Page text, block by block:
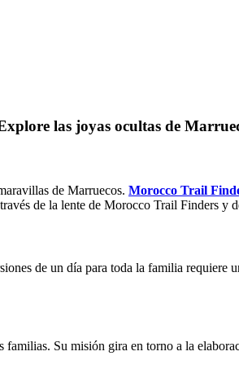
las joyas ocultas de
de Marruecos. Morocco Trail
de la lente de Morocco Trail Finders y
de un día para toda la familia requiere
Su misión gira en torno a la